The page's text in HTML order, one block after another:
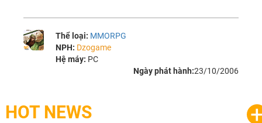
Thể loại: MMORPG
NPH: Dzogame
Hệ máy: PC
Ngày phát hành:23/10/2006
HOT NEWS